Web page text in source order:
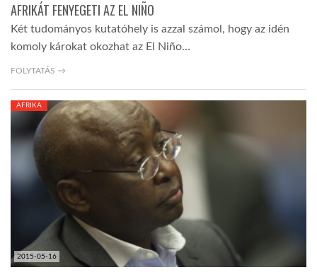
AFRIKÁT FENYEGETI AZ EL NIÑO
Két tudományos kutatóhely is azzal számol, hogy az idén
komoly károkat okozhat az El Niño…
FOLYTATÁS →
2015-05-16
AFRIKA